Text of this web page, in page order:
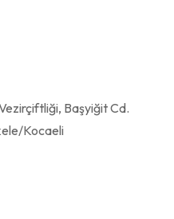
Başyiğit Cd.
Kocaeli